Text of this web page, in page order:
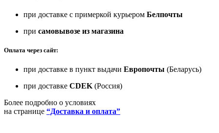
при доставке с примеркой курьером Белпочты
при самовывозе из магазина
Оплата через сайт:
при доставке в пункт выдачи Европочты (Беларусь)
при доставке CDEK (Россия)
Более подробно о условиях
на странице “Доставка и оплата”